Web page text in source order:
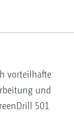
vorteilhafte
und
501